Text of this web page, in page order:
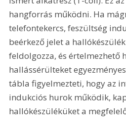
hangforrás működni. Ha
telefontekercs, feszültség
beérkező jelet a
feldolgozza, és értelmezhető
hallássérülteket
tábla figyelmezteti, hogy az
indukciós hurok működik,
hallókészüléküket a